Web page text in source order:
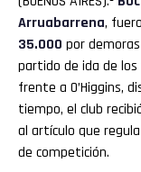
Arruabarrena,
35.000 por
partido de ida de los
frente a O’Higgins,
tiempo, el club
al artículo que
de competición.